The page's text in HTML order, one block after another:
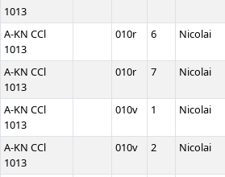
1013
A-KN CCl
1013
010r 6 Nicolai
A-KN CCl
1013
010r 7 Nicolai
A-KN CCl
1013
010v 1 Nicolai
A-KN CCl
1013
010v 2 Nicolai